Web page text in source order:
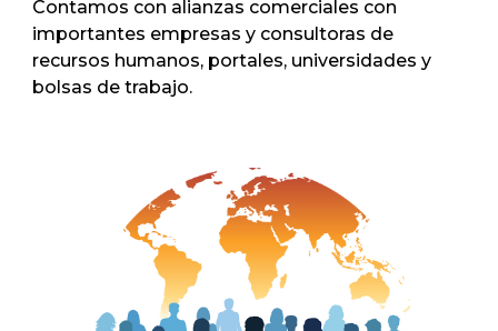
Contamos con alianzas comerciales con
importantes empresas y consultoras de
recursos humanos, portales, universidades y
bolsas de trabajo.